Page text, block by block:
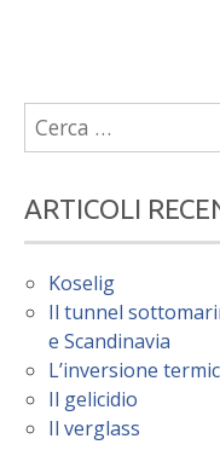
per:
ARTICOLI
Koselig
Il tunnel
e Scandinavia
L’inversione
Il gelicidio
Il verglass